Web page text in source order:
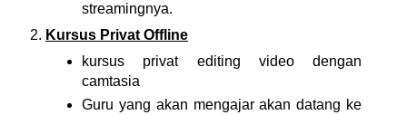
streamingnya.
Kursus Privat Offline
kursus privat editing video dengan
camtasia
Guru yang akan mengajar akan datang ke